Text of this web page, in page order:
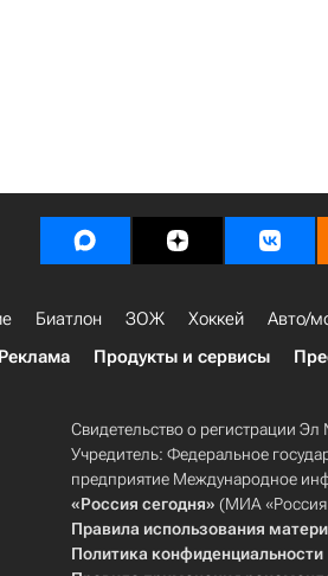
Биатлон ЗОЖ Хоккей Авто/
Реклама Продукты и сервисы
Свидетельство о регистрации
Учредитель: Федеральное
предприятие Международное
«Россия сегодня» (МИА «Россия
Правила использования
Политика конфиденциальности